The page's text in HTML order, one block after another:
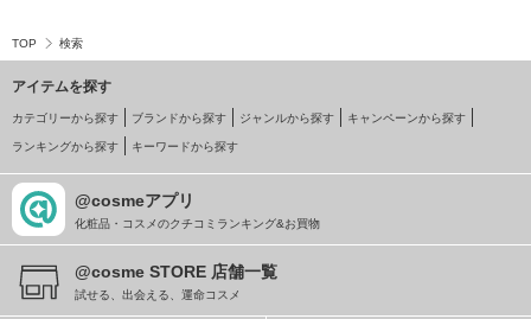
TOP 検索
アイテムを探す
カテゴリーから探す ブランドから探す ジャンルから探す キャンペーンから探す
ランキングから探す キーワードから探す
@cosmeアプリ
化粧品・コスメのクチコミランキング&お買物
@cosme STORE 店舗一覧
試せる、出会える、運命コスメ